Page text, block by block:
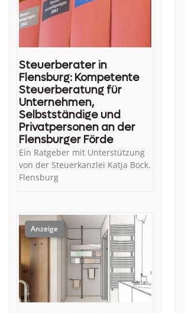
Steuerberater in
Flensburg: Kompetente
Steuerberatung für
Unternehmen,
Selbstständige und
Privatpersonen an der
Flensburger Förde
Ein Ratgeber mit Unterstützung
von der Steuerkanzlei Katja Bock.
Flensburg